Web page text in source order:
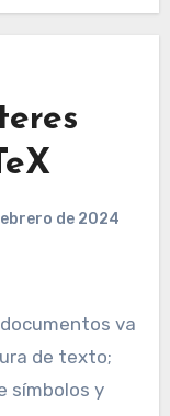
de 2024
va
de texto;
símbolos y